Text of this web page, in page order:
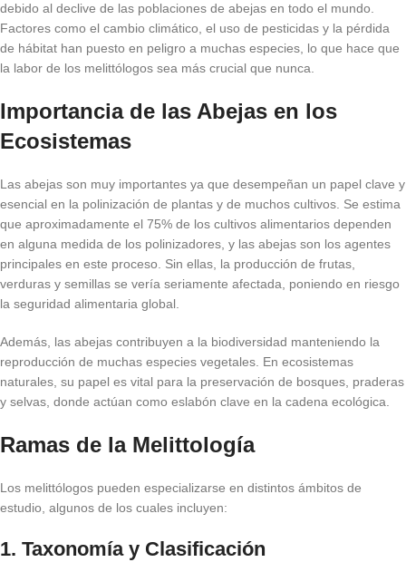
debido al declive de las poblaciones de abejas en todo el mundo.
Factores como el cambio climático, el uso de pesticidas y la pérdida
de hábitat han puesto en peligro a muchas especies, lo que hace que
la labor de los melittólogos sea más crucial que nunca.
Importancia de las Abejas en los
Ecosistemas
Las abejas son muy importantes ya que desempeñan un papel clave y
esencial en la polinización de plantas y de muchos cultivos. Se estima
que aproximadamente el 75% de los cultivos alimentarios dependen
en alguna medida de los polinizadores, y las abejas son los agentes
principales en este proceso. Sin ellas, la producción de frutas,
verduras y semillas se vería seriamente afectada, poniendo en riesgo
la seguridad alimentaria global.
Además, las abejas contribuyen a la biodiversidad manteniendo la
reproducción de muchas especies vegetales. En ecosistemas
naturales, su papel es vital para la preservación de bosques, praderas
y selvas, donde actúan como eslabón clave en la cadena ecológica.
Ramas de la Melittología
Los melittólogos pueden especializarse en distintos ámbitos de
estudio, algunos de los cuales incluyen:
1. Taxonomía y Clasificación